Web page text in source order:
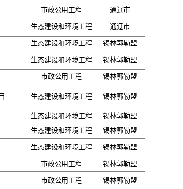
市政公用工程 通辽市
生态建设和环境工程 通辽市
生态建设和环境工程 锡林郭勒盟
生态建设和环境工程 锡林郭勒盟
市政公用工程 锡林郭勒盟
生态建设和环境工程 锡林郭勒盟
生态建设和环境工程
锡林郭勒盟
生态建设和环境工程 锡林郭勒盟
生态建设和环境工程 锡林郭勒盟
市政公用工程 锡林郭勒盟
市政公用工程 锡林郭勒盟